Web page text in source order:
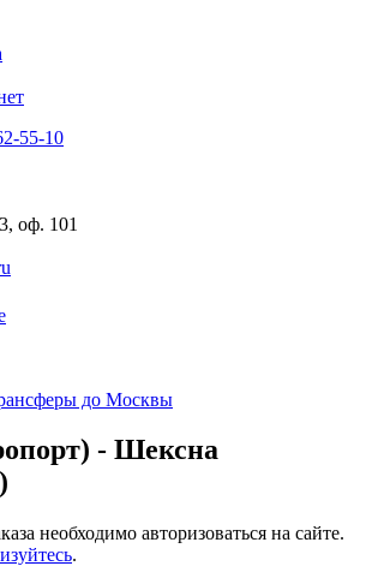
55-10
оф. 101
до Москвы
- Шексна
необходимо авторизоваться на сайте.
.